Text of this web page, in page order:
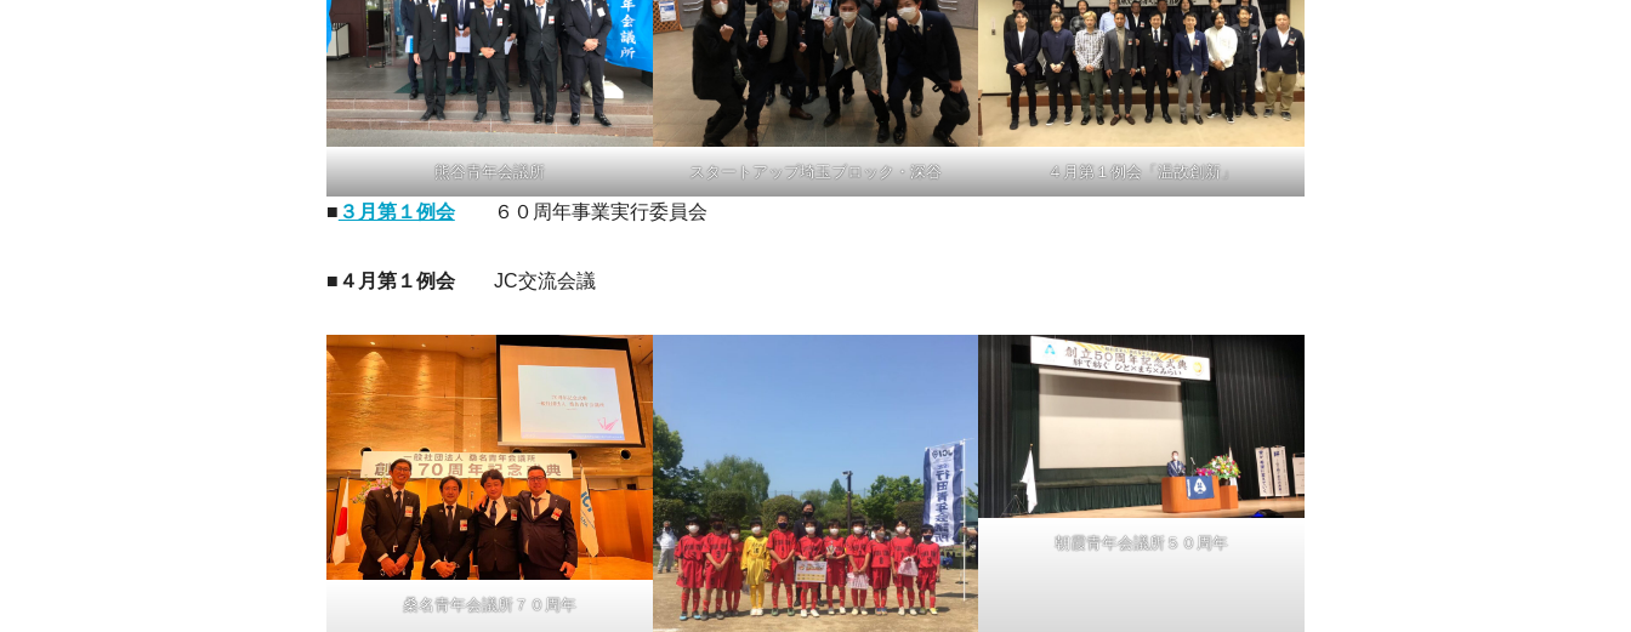
熊谷青年会議所 スタートアップ埼玉ブロック・深谷 ４月第１例会「温故創新」
■ ３月第１例会６０周年事業実行委員会
■ ４月第１例会JC交流会議
桑名青年会議所７０周年
朝霞青年会議所５０周年